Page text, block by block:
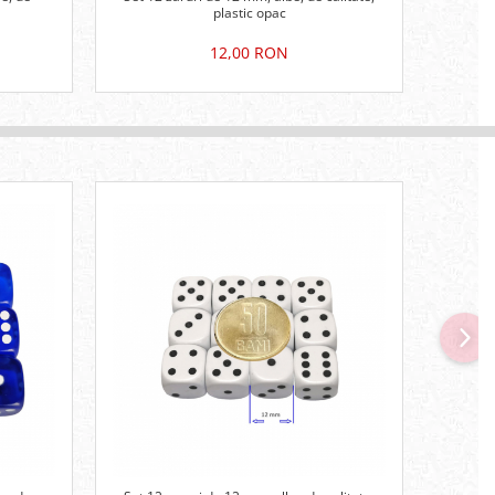
plastic opac
12,00 RON